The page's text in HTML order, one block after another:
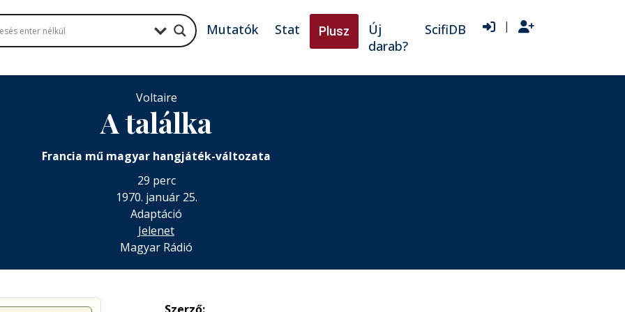
Mutatók Stat Plusz
Új
darab?
ScifiDB |
Voltaire
A találka
Francia mű magyar hangjáték-változata
29 perc
1970. január 25.
Adaptáció
Jelenet
Magyar Rádió